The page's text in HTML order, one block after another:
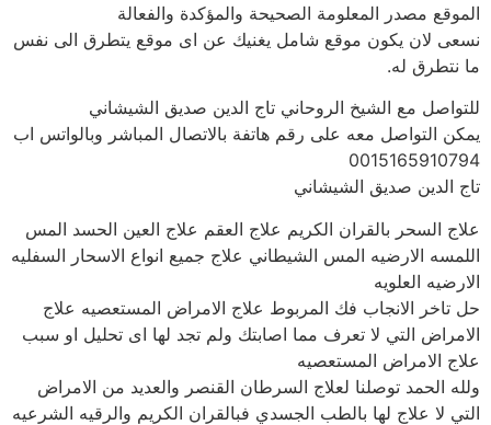
الموقع مصدر المعلومة الصحيحة والمؤكدة والفعالة
نسعى لان يكون موقع شامل يغنيك عن اى موقع يتطرق الى نفس
ما نتطرق له.
للتواصل مع الشيخ الروحاني تاج الدين صديق الشيشاني
يمكن التواصل معه على رقم هاتفة بالاتصال المباشر وبالواتس اب
0015165910794
تاج الدين صديق الشيشاني
علاج السحر بالقران الكريم علاج العقم علاج العين الحسد المس
اللمسه الارضيه المس الشيطاني علاج جميع انواع الاسحار السفليه
الارضيه العلويه
حل تاخر الانجاب فك المربوط علاج الامراض المستعصيه علاج
الامراض التي لا تعرف مما اصابتك ولم تجد لها اى تحليل او سبب
علاج الامراض المستعصيه
ولله الحمد توصلنا لعلاج السرطان القنصر والعديد من الامراض
التي لا علاج لها بالطب الجسدي فبالقران الكريم والرقيه الشرعيه